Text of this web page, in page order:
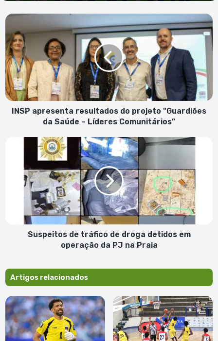
INSP
apresenta
resultados
do
projeto
"Guardiões
da
Saúde
–
Líderes
Comunitários”
INSP apresenta resultados do projeto "Guardiões
da Saúde – Líderes Comunitários”
Suspeitos de tráfico de droga detidos em
operação da PJ na Praia
Artigos relacionados